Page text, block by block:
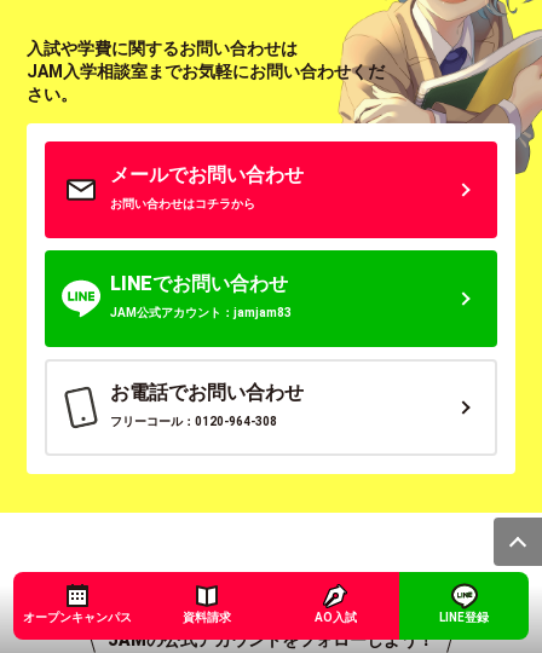
入試や学費に関するお問い合わせは
JAM入学相談室までお気軽にお問い合わせくだ
さい。
メールでお問い合わせ
お問い合わせはコチラから
LINEでお問い合わせ
JAM公式アカウント：jamjam83
お電話でお問い合わせ
フリーコール：0120-964-308
JAMの公式アカウントをフォローしよう！
オープンキャンパス 資料請求 AO入試 LINE登録